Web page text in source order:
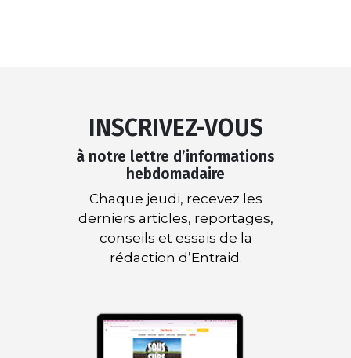
INSCRIVEZ-VOUS
à notre lettre d’informations
hebdomadaire
Chaque jeudi, recevez les
derniers articles, reportages,
conseils et essais de la
rédaction d’Entraid.